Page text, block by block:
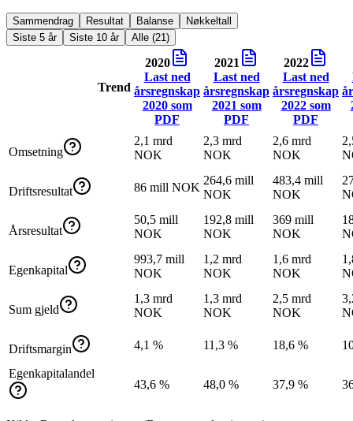
Sammendrag Resultat Balanse
Nøkkeltall
Siste 5 år
Siste 10 år Alle (21)
Trend
2020
Last ned
årsregnskap
2020som
PDF
2021
Last ned
årsregnskap
2021 som
PDF
2022
Last ned
årsregnskap
2022som
PDF
Omsetning
2,1 mrd
NOK
2,3 mrd
NOK
2,6 mrd
NOK
Driftsresultat 86 mill NOK
264,6 mill
NOK
483,4 mill
NOK
Årsresultat
50,5 mill
NOK
192,8 mill
NOK
369 mill
NOK
Egenkapital
993,7 mill
NOK
1,2 mrd
NOK
1,6 mrd
NOK
Sum gjeld
1,3 mrd
NOK
1,3 mrd
NOK
2,5 mrd
NOK
Driftsmargin 4,1 % 11,3 % 18,6 %
Egenkapitalandel
43,6 %
48,0 % 37,9 %